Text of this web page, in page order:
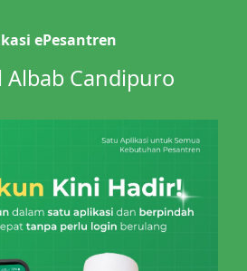
ePesantren
Albab Candipuro